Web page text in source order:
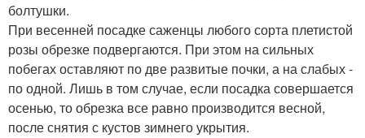
болтушки.
При весенней посадке саженцы любого сорта плетистой
розы обрезке подвергаются. При этом на сильных
побегах оставляют по две развитые почки, а на слабых -
по одной. Лишь в том случае, если посадка совершается
осенью, то обрезка все равно производится весной,
после снятия с кустов зимнего укрытия.